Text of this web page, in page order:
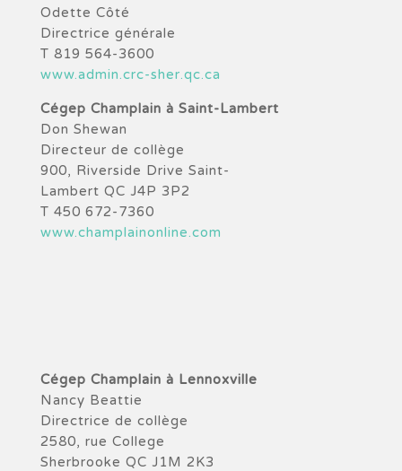
Odette Côté
Directrice générale
T 819 564-3600
www.admin.crc-sher.qc.ca
Cégep Champlain à Saint-Lambert
Don Shewan
Directeur de collège
900, Riverside Drive Saint-
Lambert QC J4P 3P2
T 450 672-7360
www.champlainonline.com
Cégep Champlain à Lennoxville
Nancy Beattie
Directrice de collège
2580, rue College
Sherbrooke QC J1M 2K3